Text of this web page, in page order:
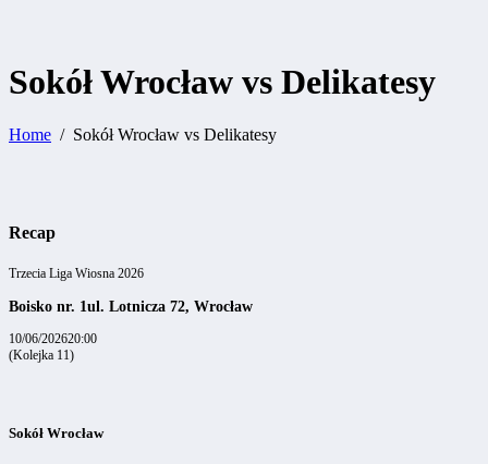
Sokół Wrocław vs Delikatesy
Home Sokół Wrocław vs Delikatesy
Recap
Trzecia Liga Wiosna 2026
Boisko nr. 1ul. Lotnicza 72, Wrocław
10/06/202620:00
(Kolejka 11)
Sokół Wrocław